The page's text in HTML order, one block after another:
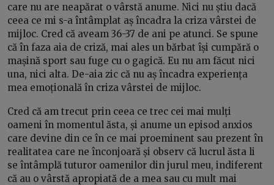
care nu are neapărat o vârstă anume. Nici nu știu dacă
ceea ce mi s-a întâmplat aș încadra la criza vârstei de
mijloc. Cred că aveam 36-37 de ani pe atunci. Se spune
că în faza aia de criză, mai ales un bărbat își cumpără o
mașină sport sau fuge cu o gagică. Eu nu am făcut nici
una, nici alta. De-aia zic că nu aș încadra experiența
mea emoțională în criza vârstei de mijloc.
Cred că am trecut prin ceea ce trec cei mai mulți
oameni în momentul ăsta, și anume un episod anxios
care devine din ce în ce mai proeminent sau prezent în
realitatea care ne înconjoară și observ că lucrul ăsta li
se întâmplă tuturor oamenilor din jurul meu, indiferent
că au o vârstă apropiată de a mea sau cu mult mai